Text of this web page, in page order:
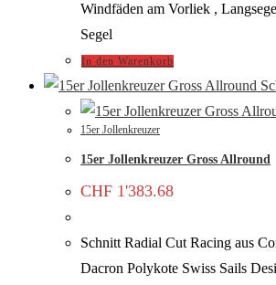
Windfäden am Vorliek ,
Segel
In den Warenkorb
15er Jollenkreuzer
15er Jollenkreuzer Gross Allround
CHF 1'383.68
Schnitt Radial Cut Racing aus
Dacron Polykote Swiss Sails